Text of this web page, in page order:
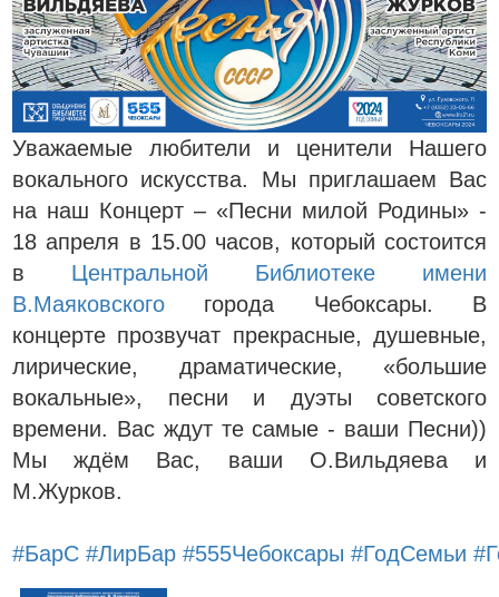
Уважаемые любители и ценители Нашего
вокального искусства. Мы приглашаем Вас
на наш Концерт – «Песни милой Родины» -
18 апреля в 15.00 часов, который состоится
в Центральной Библиотеке имени
В.Маяковского города Чебоксары. В
концерте прозвучат прекрасные, душевные,
лирические, драматические, «большие
вокальные», песни и дуэты советского
времени. Вас ждут те самые - ваши Песни))
Мы ждём Вас, ваши О.Вильдяева и
М.Журков.
#БарС #ЛирБар #555Чебоксары #ГодСемьи